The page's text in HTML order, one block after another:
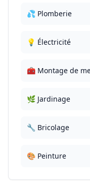
💦 Plomberie
💡 Électricité
🧰 Montage de
🌿 Jardinage
🔧 Bricolage
🎨 Peinture